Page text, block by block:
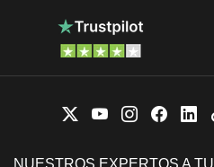
NUESTROS EXPERTOS A TU